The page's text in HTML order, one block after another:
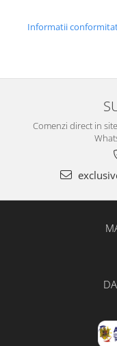
Informatii
Comenzi direct in